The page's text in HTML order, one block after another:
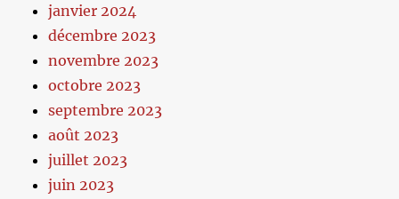
janvier 2024
décembre 2023
novembre 2023
octobre 2023
septembre 2023
août 2023
juillet 2023
juin 2023